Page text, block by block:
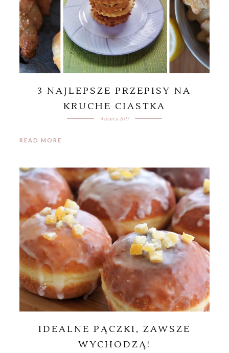
3 NAJLEPSZE PRZEPISY NA
KRUCHE CIASTKA
4 marca 2017
READ MORE
IDEALNE PĄCZKI, ZAWSZE
WYCHODZĄ!